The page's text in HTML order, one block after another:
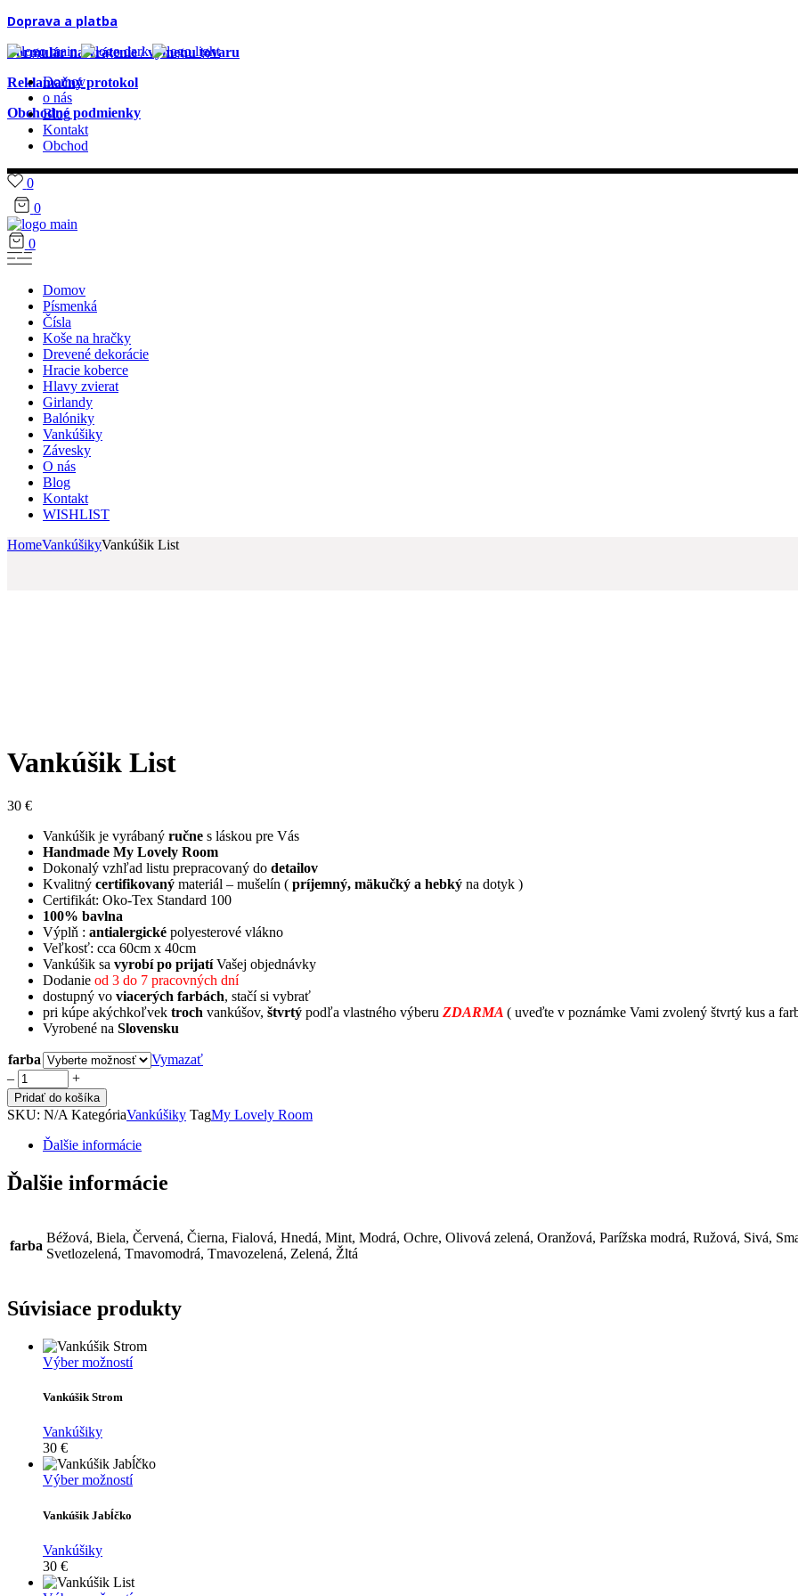
Doprava a platba
Formulár na vrátenie / výmenu tovaru
Reklamačný protokol
Obchodné podmienky
Domov
o nás
Blog
Kontakt
Obchod
0
0
0
Domov
Písmenká
Čísla
Koše na hračky
Drevené dekorácie
Hracie koberce
Hlavy zvierat
Girlandy
Balóniky
Vankúšiky
Závesky
O nás
Blog
Kontakt
WISHLIST
HomeVankúšikyVankúšik List
Vankúšik List
30 €
Vankúšik je vyrábaný ručne s láskou pre Vás
Handmade My Lovely Room
Dokonalý vzhľad listu prepracovaný do detailov
Kvalitný certifikovaný materiál – mušelín ( príjemný, mäkučký a hebký na dotyk )
Certifikát: Oko-Tex Standard 100
100% bavlna
Výplň : antialergické polyesterové vlákno
Veľkosť: cca 60cm x 40cm
Vankúšik sa vyrobí po prijatíVašej objednávky
Dodanie od 3 do 7 pracovných dní
dostupný vo viacerých farbách, stačí si vybrať
pri kúpe akýchkoľvek troch vankúšov, štvrtý podľa vlastného výberu ZDARMA ( uveďte v poznámke Vami zvolený štvrtý kus a
Vyrobené na Slovensku
farba
Vymazať
Vankúšik
List
quantity
‒ +
Pridať do košíka
SKU: N/A KategóriaVankúšiky TagMy Lovely Room
Ďalšie informácie
Ďalšie informácie
farba
Béžová, Biela, Červená, Čierna, Fialová, Hnedá, Mint, Modrá, Ochre, Olivová zelená, Oranžová, Parížska modrá, Ružová, Sivá,
Svetlozelená, Tmavomodrá, Tmavozelená, Zelená, Žltá
Súvisiace produkty
Výber možnostíTento
si
môžete
vybrať
Vankúšik Strom
Vankúšiky
30 €
Výber možnostíTento
si
môžete
Vankúšik Jabĺčko
Vankúšiky
30 €